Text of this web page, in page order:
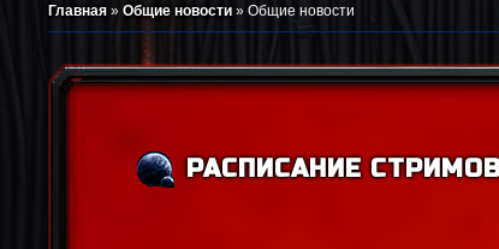
Главная » Общие новости » Общие новости
РАСПИСАНИЕ